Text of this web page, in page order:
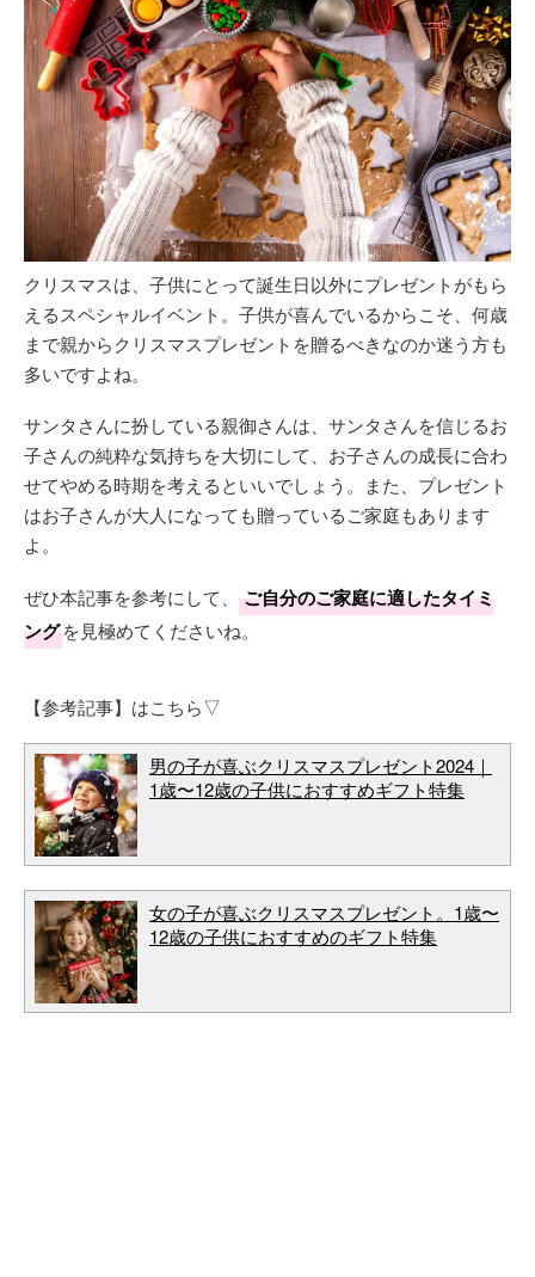
クリスマスは、子供にとって誕生日以外にプレゼントがもら
えるスペシャルイベント。子供が喜んでいるからこそ、何歳
まで親からクリスマスプレゼントを贈るべきなのか迷う方も
多いですよね。
サンタさんに扮している親御さんは、サンタさんを信じるお
子さんの純粋な気持ちを大切にして、お子さんの成長に合わ
せてやめる時期を考えるといいでしょう。また、プレゼント
はお子さんが大人になっても贈っているご家庭もあります
よ。
ぜひ本記事を参考にして、
ご自分のご家庭に適したタイミ
ングを見極めてくださいね。
【参考記事】はこちら▽
男の子が喜ぶクリスマスプレゼント2024｜
1歳〜12歳の子供におすすめギフト特集
女の子が喜ぶクリスマスプレゼント。1歳〜
12歳の子供におすすめのギフト特集